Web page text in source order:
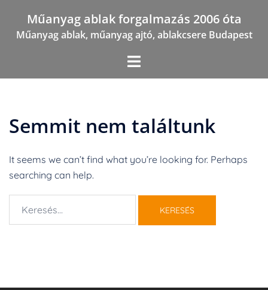
content
Műanyag ablak forgalmazás 2006 óta
Műanyag ablak, műanyag ajtó, ablakcsere Budapest
Semmit nem találtunk
It seems we can’t find what you’re looking for. Perhaps
searching can help.